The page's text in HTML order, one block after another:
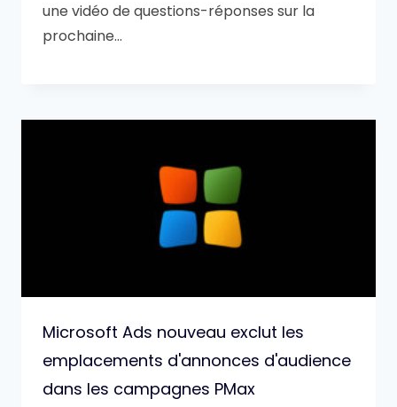
une vidéo de questions-réponses sur la
prochaine…
Microsoft Ads nouveau exclut les
emplacements d'annonces d'audience
dans les campagnes PMax